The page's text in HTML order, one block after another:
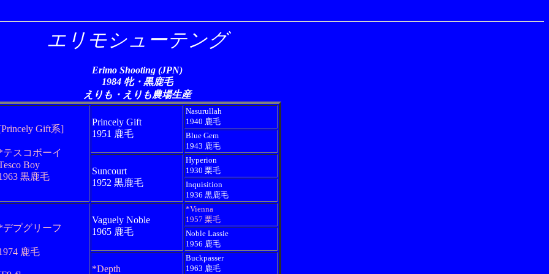
エリモシューテング
Erimo Shooting (JPN)
1984 牝・黒鹿毛
えりも・えりも農場生産
Gift系]
テスコボーイ
Boy
黒鹿毛
Princely Gift
1951 鹿毛
Nasurullah
1940 鹿毛
Blue Gem
1943 鹿毛
Suncourt
1952 黒鹿毛
Hyperion
1930 栗毛
Inquisition
1936 黒鹿毛
デプグリーフ
鹿毛
Vaguely Noble
1965 鹿毛
*Vienna
1957 栗毛
Noble Lassie
1956 鹿毛
*Depth
Buckpasser
1963 鹿毛